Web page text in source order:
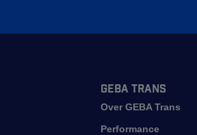
GEBA Trans
Over GEBA Trans
Performance